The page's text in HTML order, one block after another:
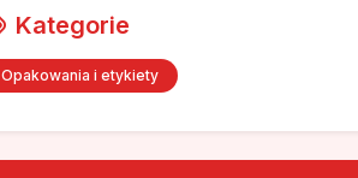
Kategorie
Opakowania i etykiety